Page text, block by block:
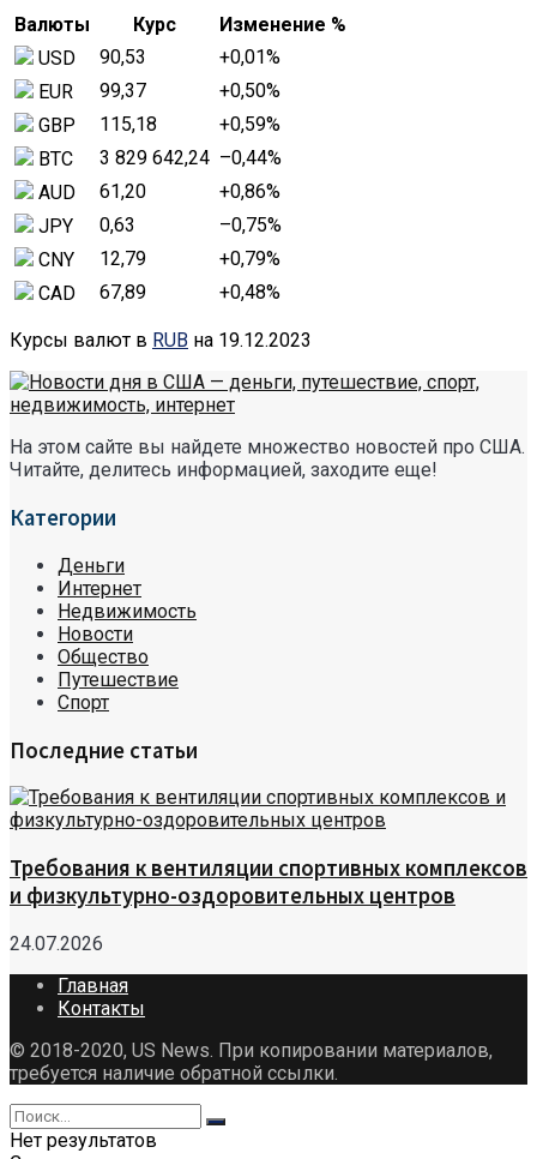
Валюты Курс
Изменение %
USD
90,53 +0,01%
EUR
99,37 +0,50%
GBP
115,18 +0,59%
BTC
3 829 642,24 –0,44%
AUD
61,20 +0,86%
JPY
0,63 –0,75%
CNY
12,79 +0,79%
CAD
67,89 +0,48%
Курсы валют в RUB на 19.12.2023
На этом сайте вы найдете множество новостей про США.
Читайте, делитесь информацией, заходите еще!
Категории
Деньги
Интернет
Недвижимость
Новости
Общество
Путешествие
Спорт
Последние статьи
Требования к вентиляции спортивных комплексов
и физкультурно-оздоровительных центров
24.07.2026
Главная
Контакты
© 2018-2020, US News. При копировании материалов,
требуется наличие обратной ссылки.
Нет результатов